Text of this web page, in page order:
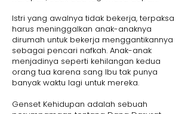
Istri yang awalnya tidak bekerja, terpaksa
harus meninggalkan anak-anaknya
dirumah untuk bekerja menggantikannya
sebagai pencari nafkah. Anak-anak
menjadinya seperti kehilangan kedua
orang tua karena sang Ibu tak punya
banyak waktu lagi untuk mereka.
Genset Kehidupan adalah sebuah